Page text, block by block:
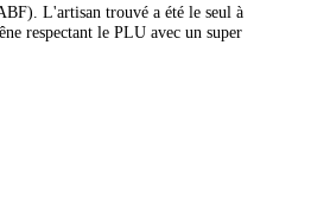
L'artisan trouvé a été le seul à
respectant le PLU avec un super